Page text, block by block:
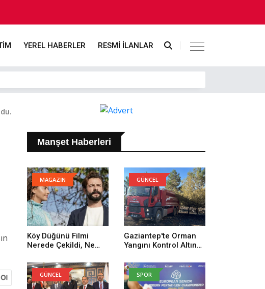
YEREL HABERLER RESMİ İLANLAR
Manşet Haberleri
MAGAZİN
Köy Düğünü Filmi
Nerede Çekildi, Ne
Düğünü Filmi
Oyuncuları Kim,
Konusu Ne?
GÜNCEL
Gaziantep'te Orman
Yangını Kontrol Altına
GÜNCEL SPOR